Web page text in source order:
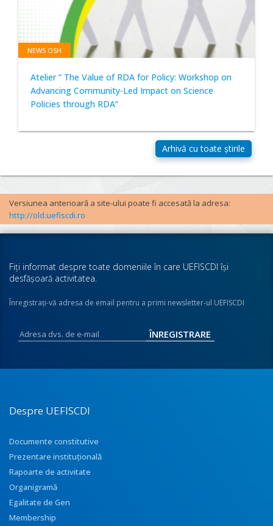
NEWS OSH
Atelier ” The Value of RDA for Policy: Workshop on
Advancing Community-Led Impact on Science
Policies through RDA”
Versiunea anterioară a site-ului poate fi accesată la adresa:
http://old.uefiscdi.ro
Fiţi informat despre toate domeniile în care UEFISCDI îşi
desfăşoară activitatea.
Înregistraţi-vă adresa de email pentru a primi newsletter-ul UEFISCDI
Despre UEFISCDI
Documente constitutive
Prezentare instituţională
Rapoarte de activitate
Organigramă
Egalitate de Gen
Membership